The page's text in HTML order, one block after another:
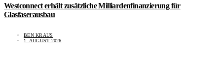
Westconnect erhält zusätzliche Milliardenfinanzierung für
Glasfaserausbau
BEN KRAUS
1. AUGUST 2026